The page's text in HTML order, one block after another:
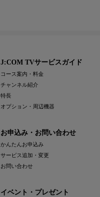
J:COM TVサービスガイド
コース案内・料金
チャンネル紹介
特長
オプション・周辺機器
お申込み・お問い合わせ
かんたんお申込み
サービス追加・変更
お問い合わせ
イベント・プレゼント